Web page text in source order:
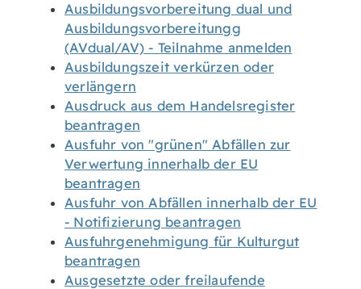
Ausbildungsvorbereitung dual und
Ausbildungsvorbereitungg
(AVdual/AV) - Teilnahme anmelden
Ausbildungszeit verkürzen oder
verlängern
Ausdruck aus dem Handelsregister
beantragen
Ausfuhr von "grünen" Abfällen zur
Verwertung innerhalb der EU
beantragen
Ausfuhr von Abfällen innerhalb der EU
- Notifizierung beantragen
Ausfuhrgenehmigung für Kulturgut
beantragen
Ausgesetzte oder freilaufende